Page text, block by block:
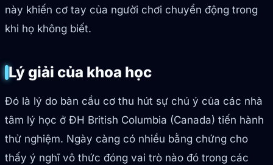
này khiến cơ tay của người chơi chuyển động trong
khi họ không biết.
Lý giải của khoa học
Đó là lý do bàn cầu cơ thu hút sự chú ý của các nhà
tâm lý học ở ĐH British Columbia (Canada) tiến hành
thử nghiệm. Ngày càng có nhiều bằng chứng cho
thấy ý nghĩ vô thức đóng vai trò nào đó trong các